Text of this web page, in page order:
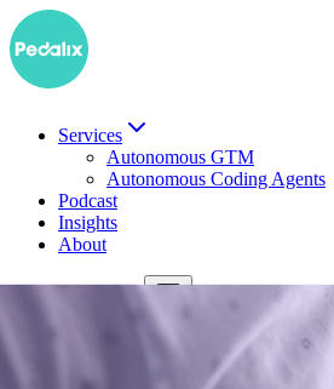
Services
Autonomous GTM
Autonomous Coding Agents
Podcast
Insights
About
Demo buchen